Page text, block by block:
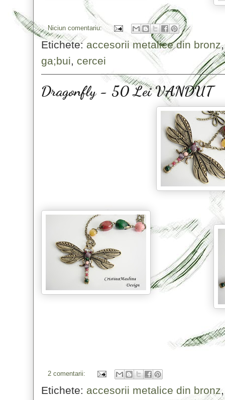
Niciun comentariu:
Etichete: accesorii metalice din bronz
ga;bui, cercei
Dragonfly - 50 Lei VANDUT
2 comentarii:
Etichete: accesorii metalice din bronz